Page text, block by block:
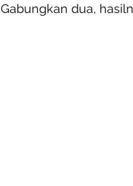
Gabungkan dua,